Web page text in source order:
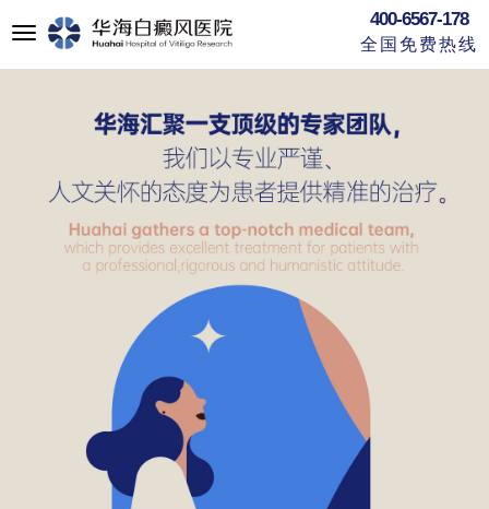
切
400-6567-178
全国免费热线